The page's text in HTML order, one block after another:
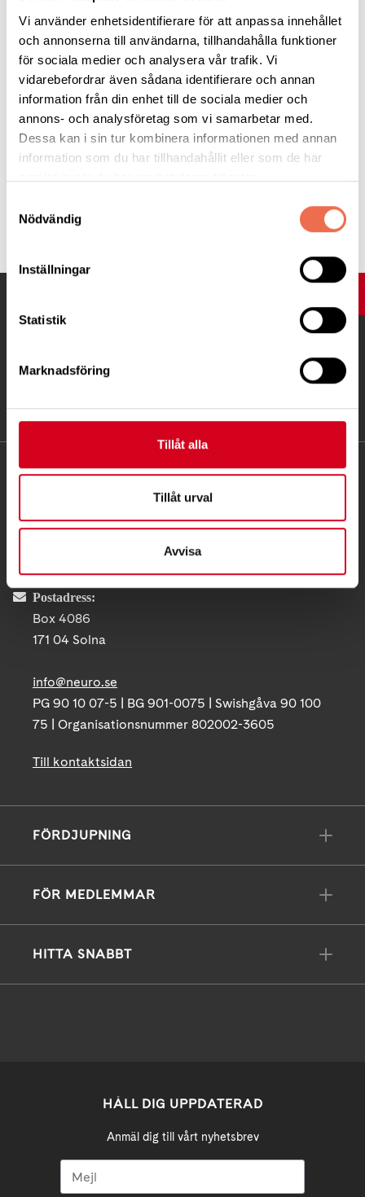
Vi använder enhetsidentifierare för att anpassa innehållet
och annonserna till användarna, tillhandahålla funktioner
för sociala medier och analysera vår trafik. Vi
vidarebefordrar även sådana identifierare och annan
information från din enhet till de sociala medier och
annons- och analysföretag som vi samarbetar med.
Dessa kan i sin tur kombinera informationen med annan
information som du har tillhandahållit eller som de har
Nödvändig
Inställningar
Statistik
Marknadsföring
Tillåt alla
Tillåt urval
Avvisa
förmiddagen med en fin meditation. Dessa timmar gav
verkligen livsglädje och var gymnastik både för alla våra inre
organ och för själen, som fick sig en glad spark.
Det var en glad skara som bänkade sig kring lunchbordet. Vi
hade haft en så trevlig tid tillsammans
Tipsa
KONTAKT
Ågatan 12 C, 172 62 Sundbyberg
Postadress:
Box 4086
171 04 Solna
info@neuro.se
PG 90 10 07-5 | BG 901-0075 | Swishgåva 90 100
75 | Organisationsnummer 802002-3605
Till kontaktsidan
FÖRDJUPNING
FÖR MEDLEMMAR
HITTA SNABBT
HÅLL DIG UPPDATERAD
Anmäl dig till vårt nyhetsbrev